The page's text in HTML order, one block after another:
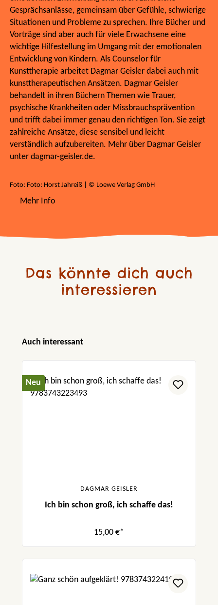
Gesprächsanlässe, gemeinsam über Gefühle, schwierige
Situationen und Probleme zu sprechen. Ihre Bücher und
Vorträge sind aber auch für viele Erwachsene eine
wichtige Hilfestellung im Umgang mit der emotionalen
Entwicklung von Kindern. Als Counselor für
Kunsttherapie arbeitet Dagmar Geisler dabei auch mit
kunsttherapeutischen Ansätzen. Dagmar Geisler
behandelt in ihren Büchern Themen wie Trauer,
psychische Krankheiten oder Missbrauchsprävention
und trifft dabei immer genau den richtigen Ton. Sie zeigt
zahlreiche Ansätze, diese sensibel und leicht
verständlich aufzubereiten. Mehr über Dagmar Geisler
unter dagmar-geisler.de.
Foto: Foto: Horst Jahreiß | © Loewe Verlag GmbH
Mehr Info
Das könnte dich auch
interessieren
Produktgalerie überspringen
Auch interessant
Neu
DAGMAR GEISLER
Ich bin schon groß, ich schaffe das!
15,00 €*